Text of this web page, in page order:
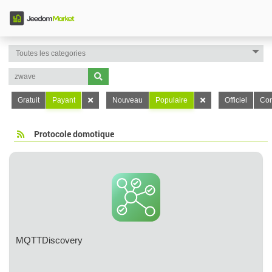
Gratuit Payant Nouveau Populaire Officiel
Protocole domotique
MQTTDiscovery